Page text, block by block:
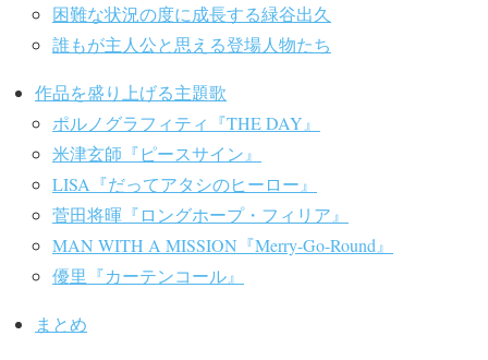
困難な状況の度に成長する緑谷出久
誰もが主人公と思える登場人物たち
作品を盛り上げる主題歌
ポルノグラフィティ『THE DAY』
米津玄師『ピースサイン』
LISA『だってアタシのヒーロー』
菅田将暉『ロングホープ・フィリア』
MAN WITH A MISSION『Merry-Go-Round』
優里『カーテンコール』
まとめ